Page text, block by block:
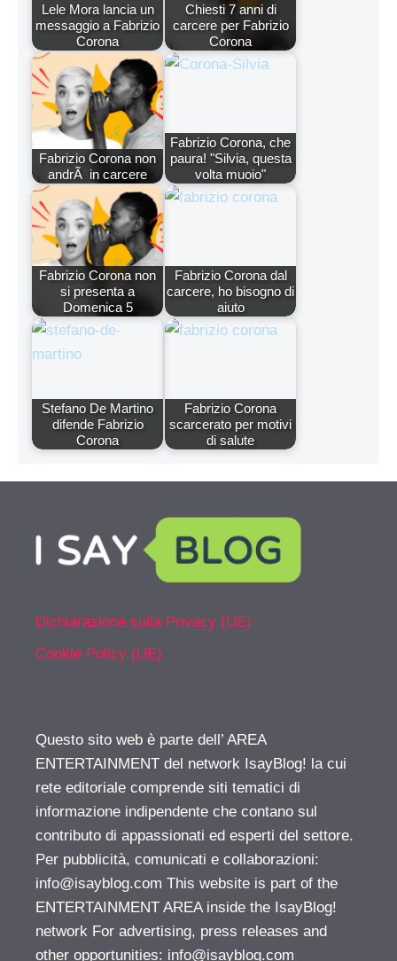
Lele Mora lancia un
messaggio a Fabrizio
Corona
Chiesti 7 anni di
carcere per Fabrizio
Corona
Fabrizio Corona non
andrÃ in carcere
Fabrizio Corona, che
paura! "Silvia, questa
volta muoio"
Fabrizio Corona non
si presenta a
Domenica 5
Fabrizio Corona dal
carcere, ho bisogno di
aiuto
Stefano De Martino
difende Fabrizio
Corona
Fabrizio Corona
scarcerato per motivi
di salute
Dichiarazione sulla Privacy (UE)
Cookie Policy (UE)
Questo sito web è parte dell’ AREA
ENTERTAINMENT del network IsayBlog! la cui
rete editoriale comprende siti tematici di
informazione indipendente che contano sul
contributo di appassionati ed esperti del settore.
Per pubblicità, comunicati e collaborazioni:
info@isayblog.com This website is part of the
ENTERTAINMENT AREA inside the IsayBlog!
network For advertising, press releases and
other opportunities: info@isayblog.com